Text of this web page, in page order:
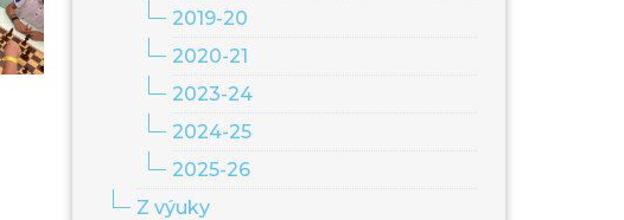
2019-20
2020-21
2023-24
2024-25
2025-26
Z výuky